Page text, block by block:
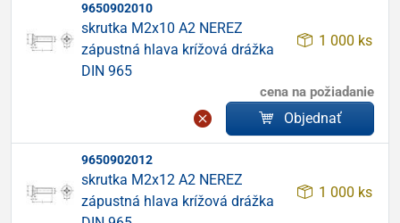
9650902010
skrutka M2x10 A2 NEREZ
zápustná hlava krížová drážka
DIN 965
1 000 ks
cena na požiadanie
Objednať
9650902012
skrutka M2x12 A2 NEREZ
zápustná hlava krížová drážka
1 000 ks